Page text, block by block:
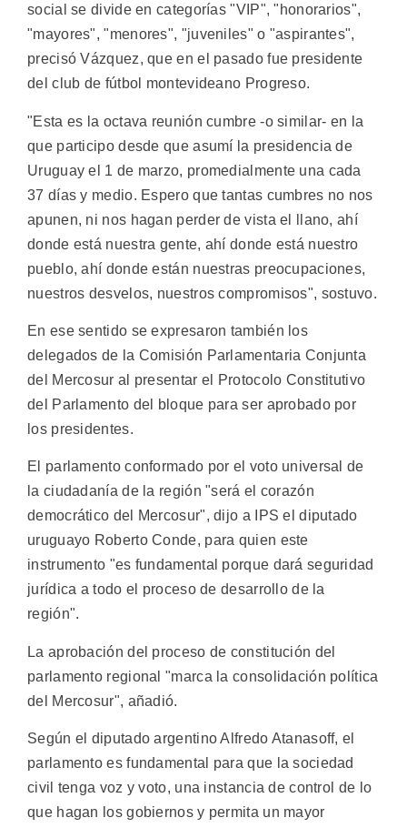
social se divide en categorías "VIP", "honorarios",
"mayores", "menores", "juveniles" o "aspirantes",
precisó Vázquez, que en el pasado fue presidente
del club de fútbol montevideano Progreso.
"Esta es la octava reunión cumbre -o similar- en la
que participo desde que asumí la presidencia de
Uruguay el 1 de marzo, promedialmente una cada
37 días y medio. Espero que tantas cumbres no nos
apunen, ni nos hagan perder de vista el llano, ahí
donde está nuestra gente, ahí donde está nuestro
pueblo, ahí donde están nuestras preocupaciones,
nuestros desvelos, nuestros compromisos", sostuvo.
En ese sentido se expresaron también los
delegados de la Comisión Parlamentaria Conjunta
del Mercosur al presentar el Protocolo Constitutivo
del Parlamento del bloque para ser aprobado por
los presidentes.
El parlamento conformado por el voto universal de
la ciudadanía de la región "será el corazón
democrático del Mercosur", dijo a IPS el diputado
uruguayo Roberto Conde, para quien este
instrumento "es fundamental porque dará seguridad
jurídica a todo el proceso de desarrollo de la
región".
La aprobación del proceso de constitución del
parlamento regional "marca la consolidación política
del Mercosur", añadió.
Según el diputado argentino Alfredo Atanasoff, el
parlamento es fundamental para que la sociedad
civil tenga voz y voto, una instancia de control de lo
que hagan los gobiernos y permita un mayor